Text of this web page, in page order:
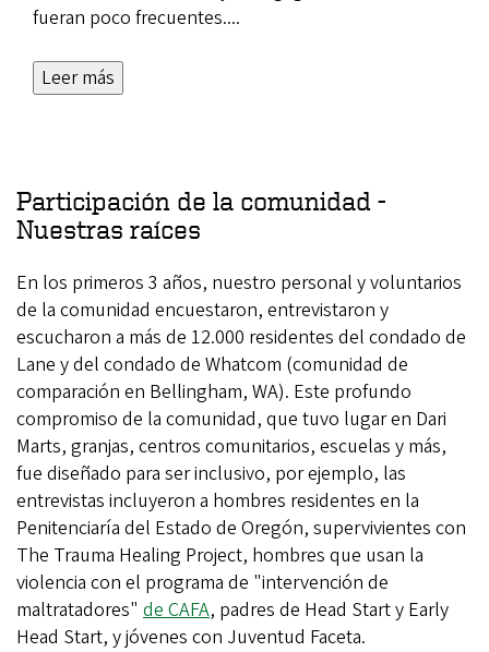
fueran poco frecuentes....
Leer más
Participación de la comunidad -
Nuestras raíces
En los primeros 3 años, nuestro personal y voluntarios
de la comunidad encuestaron, entrevistaron y
escucharon a más de 12.000 residentes del condado de
Lane y del condado de Whatcom (comunidad de
comparación en Bellingham, WA). Este profundo
compromiso de la comunidad, que tuvo lugar en Dari
Marts, granjas, centros comunitarios, escuelas y más,
fue diseñado para ser inclusivo, por ejemplo, las
entrevistas incluyeron a hombres residentes en la
Penitenciaría del Estado de Oregón, supervivientes con
The Trauma Healing Project, hombres que usan la
violencia con el programa de "intervención de
maltratadores" de CAFA, padres de Head Start y Early
Head Start, y jóvenes con Juventud Faceta.